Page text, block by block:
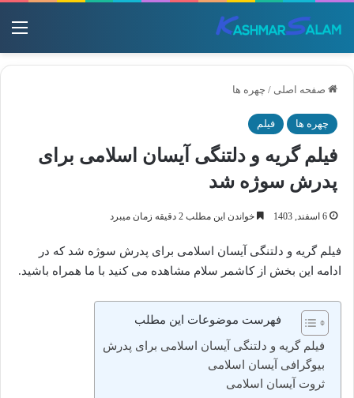
صفحه اصلی / چهره ها
چهره ها فیلم
فیلم گریه و دلتنگی آیسان اسلامی برای
پدرش سوژه شد
6 اسفند, 1403 خواندن این مطلب 2 دقیقه زمان میبرد
فیلم گریه و دلتنگی آیسان اسلامی برای پدرش سوژه شد که در
ادامه این بخش از کاشمر سلام مشاهده می کنید با ما همراه باشید.
فهرست موضوعات این مطلب
فیلم گریه و دلتنگی آیسان اسلامی برای پدرش
بیوگرافی آیسان اسلامی
ثروت آیسان اسلامی